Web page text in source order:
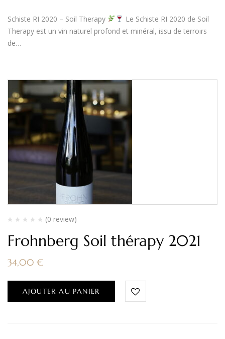
Schiste RI 2020 – Soil Therapy
Le Schiste RI 2020 de Soil
Therapy est un vin naturel profond et minéral, issu de terroirs
de…
(0 review)
Frohnberg Soil thérapy 2021
34,00 €
AJOUTER AU PANIER